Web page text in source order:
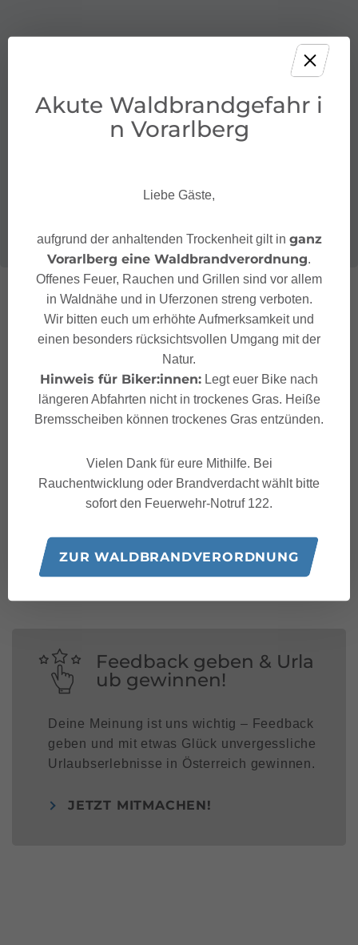
Folge uns auf:
Feedback geben & Urla
ub gewinnen!
Deine Meinung ist uns wichtig – Feedback
geben und mit etwas Glück unvergessliche
Urlaubserlebnisse in Österreich gewinnen.
JETZT MITMACHEN!
Akute Waldbrandgefahr i
n Vorarlberg
Liebe Gäste,
aufgrund der anhaltenden Trockenheit gilt in ganz
Vorarlberg eine Waldbrandverordnung
Offenes Feuer, Rauchen und Grillen sind vor allem
in Waldnähe und in Uferzonen streng verboten.
Wir bitten euch um erhöhte Aufmerksamkeit und
einen besonders rücksichtsvollen Umgang mit der
Natur.
Hinweis für Biker:innen: Legt euer Bike nach
längeren Abfahrten nicht in trockenes Gras. Heiße
Bremsscheiben können trockenes Gras entzünden.
Vielen Dank für eure Mithilfe. Bei
Rauchentwicklung oder Brandverdacht wählt bitte
sofort den Feuerwehr-Notruf 122.
ZUR WALDBRANDVERORDNUNG